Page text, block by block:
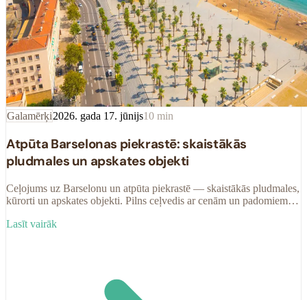
Galamērķi2026. gada 17. jūnijs10 min
Atpūta Barselonas piekrastē: skaistākās
pludmales un apskates objekti
Ceļojums uz Barselonu un atpūta piekrastē — skaistākās pludmales,
kūrorti un apskates objekti. Pilns ceļvedis ar cenām un padomiem
Lasīt vairāk